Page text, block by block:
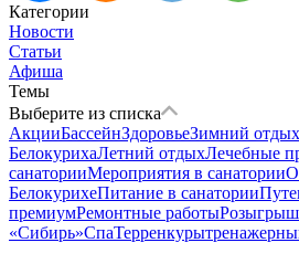
Категории
Новости
Статьи
Афиша
Темы
Выберите из списка
АкцииБассейнЗдоровьеЗимний отдых
БелокурихаЛетний отдыхЛечебные
санаторииМероприятия в санатории
БелокурихеПитание в санатории
премиумРемонтные работы
«Сибирь»СпаТерренкуры